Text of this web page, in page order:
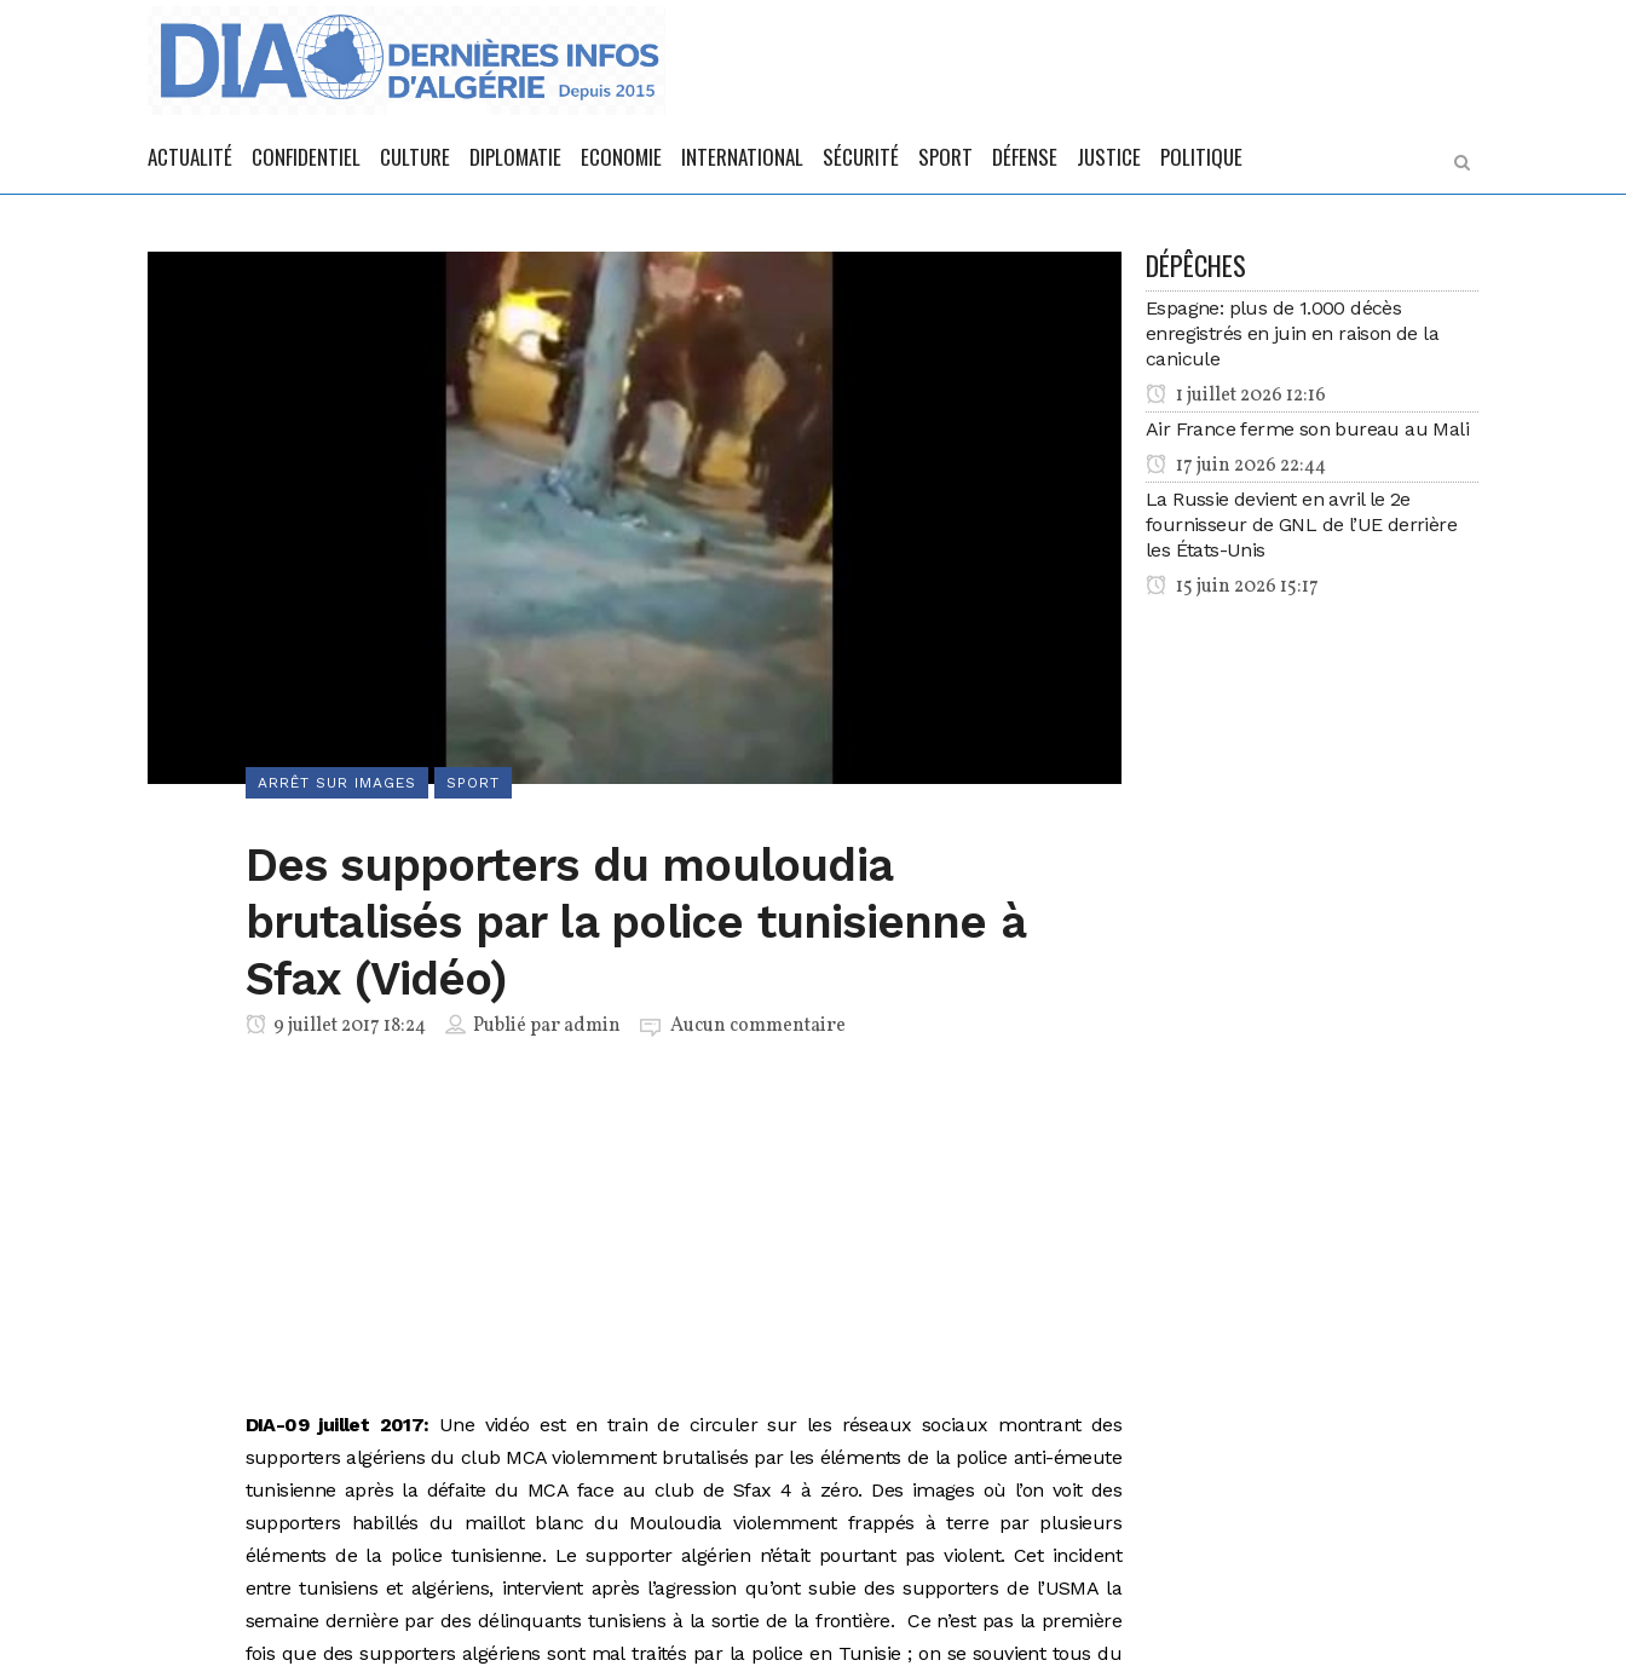
ACTUALITÉ CONFIDENTIEL CULTURE DIPLOMATIE ECONOMIE INTERNATIONAL SÉCURITÉ SPORT DÉFENSE JUSTICE POLITIQUE
ARRÊT SUR IMAGES SPORT
Des supporters du mouloudia
brutalisés par la police tunisienne à
Sfax (Vidéo)
9 juillet 2017 18:24 Publié paradmin Aucun commentaire
DIA-09 juillet 2017: Une vidéo est en train de circuler sur les réseaux sociaux montrant des
supporters algériens du club MCA violemment brutalisés par les éléments de la police anti-émeute
tunisienne après la défaite du MCA face au club de Sfax 4 à zéro. Des images où l’on voit des
supporters habillés du maillot blanc du Mouloudia violemment frappés à terre par plusieurs
éléments de la police tunisienne. Le supporter algérien n’était pourtant pas violent. Cet incident
entre tunisiens et algériens, intervient après l’agression qu’ont subie des supporters de l’USMA la
semaine dernière par des délinquants tunisiens à la sortie de la frontière. Ce n’est pas la première
fois que des supporters algériens sont mal traités par la police en Tunisie ; on se souvient tous du
DÉPÊCHES
Espagne: plus de 1.000 décès
enregistrés en juin en raison de la
canicule
1 juillet 2026 12:16
Air France ferme son bureau au Mali
17 juin 2026 22:44
La Russie devient en avril le 2e
fournisseur de GNL de l’UE derrière
les États-Unis
15 juin 2026 15:17